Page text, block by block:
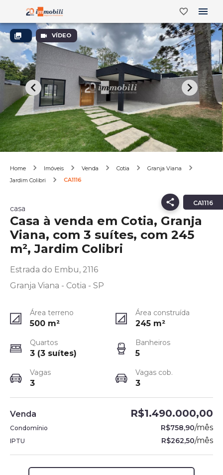
VÍDEO
Home Imóveis Venda Cotia
Granja Viana
Jardim Colibri
CA1116
CA1116
casa
Casa à venda em Cotia, Granja
Viana, com 3 suítes, com 245
m², Jardim Colibri
Estrada do Embu, 2116
Granja Viana - Cotia - SP
Área terreno
500 m²
Área construída
245 m²
Quartos
3 (3 suítes)
Banheiros
5
Vagas
3
Vagas cob.
3
Venda R$1.490.000,00
Condomínio R$758,90/mês
IPTU R$262,50/mês